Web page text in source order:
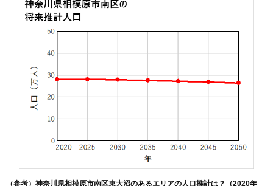
（参考）神奈川県相模原市南区東大沼のあるエリアの人口推計は？（2020年